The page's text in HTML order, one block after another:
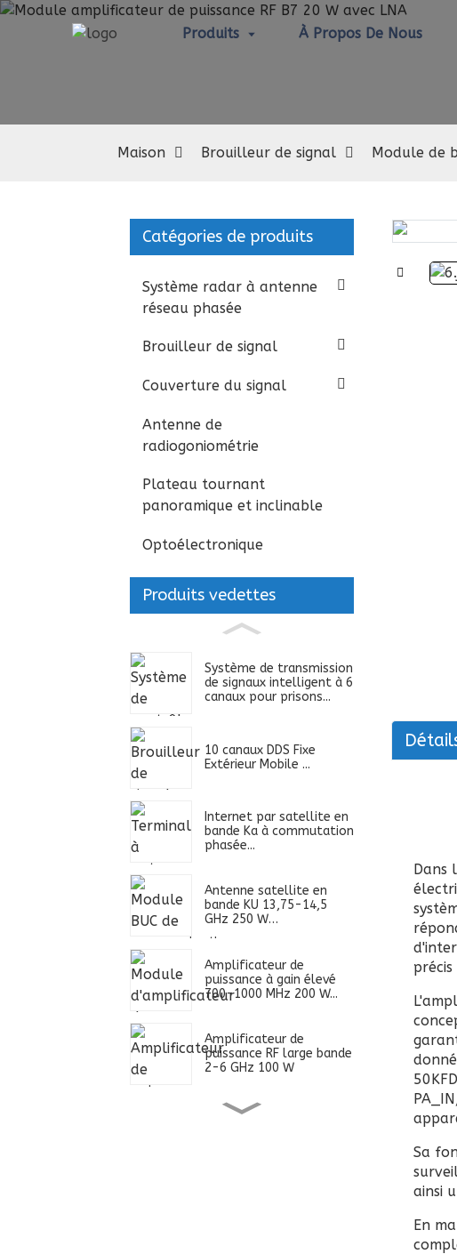
Produits À Propos De Nous
Maison Brouilleur de signal Module de
Catégories de produits
Système radar à antenne
réseau phasée
Brouilleur de signal
Couverture du signal
Antenne de
radiogoniométrie
Plateau tournant
panoramique et inclinable
Optoélectronique
Produits vedettes
Système de transmission
de signaux intelligent à 6
canaux pour prisons...
10 canaux DDS Fixe
Extérieur Mobile ...
Internet par satellite en
bande Ka à commutation
phasée...
Antenne satellite en
bande KU 13,75-14,5
GHz 250 W…
Amplificateur de
puissance à gain élevé
700-1000 MHz 200 W...
Amplificateur de
puissance RF large bande
2-6 GHz 100 W
Alimentation ultra large
Loading...
Loading...
Dans
Sa
ainsi
En